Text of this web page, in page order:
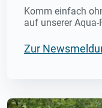
Komm einfach
auf unserer Aqua-
Zur